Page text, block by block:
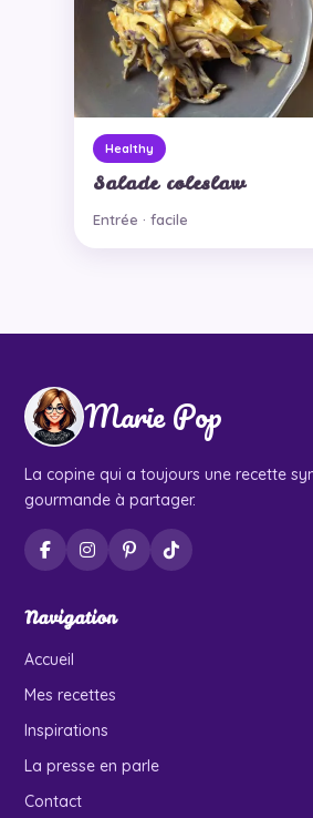
Healthy
Salade coleslaw
Entrée · facile
Marie Pop
La copine qui a toujours une recette
gourmande à partager.
Navigation
Accueil
Mes recettes
Inspirations
La presse en parle
Contact